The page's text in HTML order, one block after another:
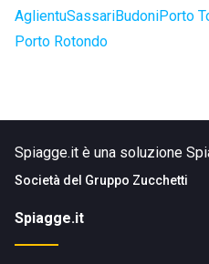
AglientuSassariBudoniPorto
Porto Rotondo
Spiagge.it è una soluzione
Società del Gruppo Zucchetti
Spiagge.it